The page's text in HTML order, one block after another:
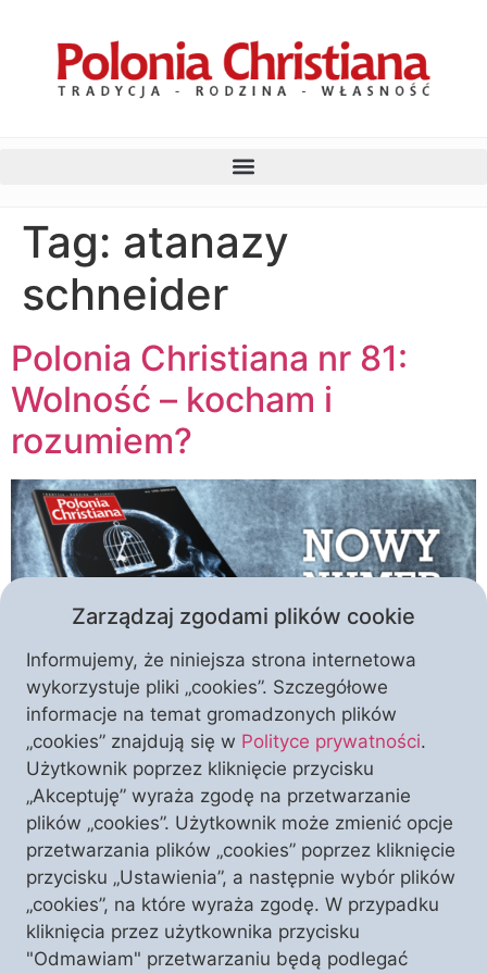
Tag: atanazy
schneider
Polonia Christiana nr 81:
Wolność – kocham i
rozumiem?
Oto nadszedł moment, kiedy zmuszeni jesteśmy
upomnieć się o sprawę zupełnie elementarną. Gdy
stając w obronie życia nienarodzonych, praw
rodziny, Mszy Wszechczasów, czy też czci należnej
Najświętszemu Sakramentowi, czujemy na naszych
ustach dotyk władzy, która nie pozwala nam
swobodnie oddychać, wówczas na plan pierwszy
wysuwa się ta jedna kwestia. To nie przypadek, że
lipcowo-sierpniowe wydanie […]
Zarządzaj zgodami plików cookie
Informujemy, że niniejsza strona internetowa
wykorzystuje pliki „cookies”. Szczegółowe
informacje na temat gromadzonych plików
„cookies” znajdują się w Polityce prywatności.
Użytkownik poprzez kliknięcie przycisku
„Akceptuję” wyraża zgodę na przetwarzanie
plików „cookies”. Użytkownik może zmienić opcje
przetwarzania plików „cookies” poprzez kliknięcie
przycisku „Ustawienia”, a następnie wybór plików
„cookies”, na które wyraża zgodę. W przypadku
kliknięcia przez użytkownika przycisku
"Odmawiam" przetwarzaniu będą podlegać